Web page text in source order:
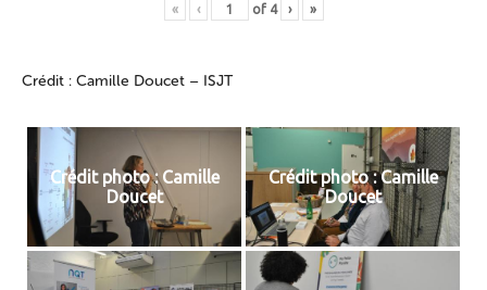
« ‹ of 4 › »
Crédit : Camille Doucet – ISJT
Crédit photo : Camille
Doucet
Crédit photo : Camille
Doucet